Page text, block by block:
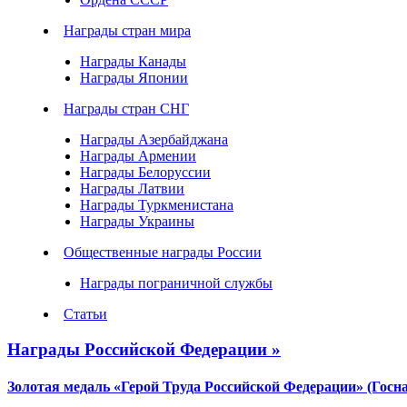
Награды стран мира
Награды Канады
Награды Японии
Награды стран СНГ
Награды Азербайджана
Награды Армении
Награды Белоруссии
Награды Латвии
Награды Туркменистана
Награды Украины
Общественные награды России
Награды пограничной службы
Статьи
Награды Российской Федерации »
Золотая медаль «Герой Труда Российской Федерации»